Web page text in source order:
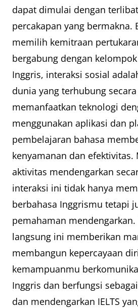
dapat dimulai dengan
percakapan yang bermakna.
memilih kemitraan
bergabung dengan
Inggris, interaksi sosial
dunia yang terhubung
memanfaatkan teknologi
menggunakan aplikasi dan
pembelajaran bahasa
kenyamanan dan efektivitas.
aktivitas mendengarkan
interaksi ini tidak hanya
berbahasa Inggrismu tetapi
pemahaman mendengarkan.
langsung ini memberikan
membangun kepercayaan
kemampuanmu
Inggris dan berfungsi
dan mendengarkan IELTS